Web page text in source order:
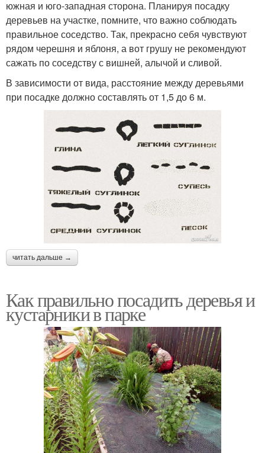
южная и юго-западная сторона. Планируя посадку
деревьев на участке, помните, что важно соблюдать
правильное соседство. Так, прекрасно себя чувствуют
рядом черешня и яблоня, а вот грушу не рекомендуют
сажать по соседству с вишней, алычой и сливой.
В зависимости от вида, расстояние между деревьями
при посадке должно составлять от 1,5 до 6 м.
читать дальше →
Как правильно посадить деревья и
кустарники в парке